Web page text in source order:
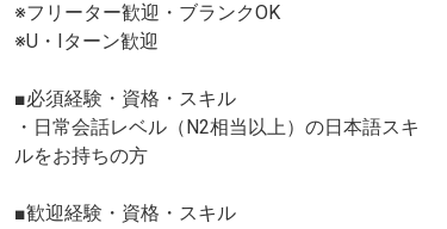
※フリーター歓迎・ブランクOK
※U・Iターン歓迎
■必須経験・資格・スキル
・日常会話レベル（N2相当以上）の日本語スキ
ルをお持ちの方
■歓迎経験・資格・スキル